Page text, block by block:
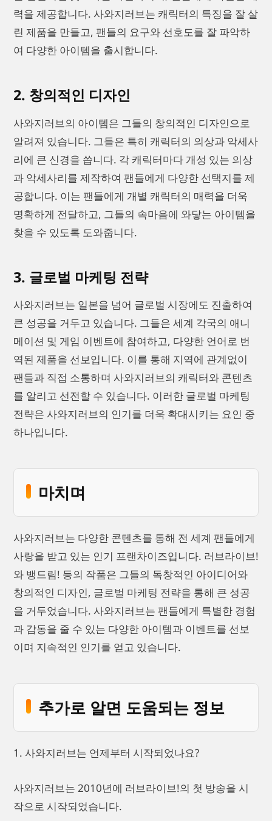
력을 제공합니다. 사와지러브는 캐릭터의 특징을 잘 살
린 제품을 만들고, 팬들의 요구와 선호도를 잘 파악하
여 다양한 아이템을 출시합니다.
2. 창의적인 디자인
사와지러브의 아이템은 그들의 창의적인 디자인으로
알려져 있습니다. 그들은 특히 캐릭터의 의상과 악세사
리에 큰 신경을 씁니다. 각 캐릭터마다 개성 있는 의상
과 악세사리를 제작하여 팬들에게 다양한 선택지를 제
공합니다. 이는 팬들에게 개별 캐릭터의 매력을 더욱
명확하게 전달하고, 그들의 속마음에 와닿는 아이템을
찾을 수 있도록 도와줍니다.
3. 글로벌 마케팅 전략
사와지러브는 일본을 넘어 글로벌 시장에도 진출하여
큰 성공을 거두고 있습니다. 그들은 세계 각국의 애니
메이션 및 게임 이벤트에 참여하고, 다양한 언어로 번
역된 제품을 선보입니다. 이를 통해 지역에 관계없이
팬들과 직접 소통하며 사와지러브의 캐릭터와 콘텐츠
를 알리고 선전할 수 있습니다. 이러한 글로벌 마케팅
전략은 사와지러브의 인기를 더욱 확대시키는 요인 중
하나입니다.
마치며
사와지러브는 다양한 콘텐츠를 통해 전 세계 팬들에게
사랑을 받고 있는 인기 프랜차이즈입니다. 러브라이브!
와 뱅드림! 등의 작품은 그들의 독창적인 아이디어와
창의적인 디자인, 글로벌 마케팅 전략을 통해 큰 성공
을 거두었습니다. 사와지러브는 팬들에게 특별한 경험
과 감동을 줄 수 있는 다양한 아이템과 이벤트를 선보
이며 지속적인 인기를 얻고 있습니다.
추가로 알면 도움되는 정보
1. 사와지러브는 언제부터 시작되었나요?
사와지러브는 2010년에 러브라이브!의 첫 방송을 시
작으로 시작되었습니다.